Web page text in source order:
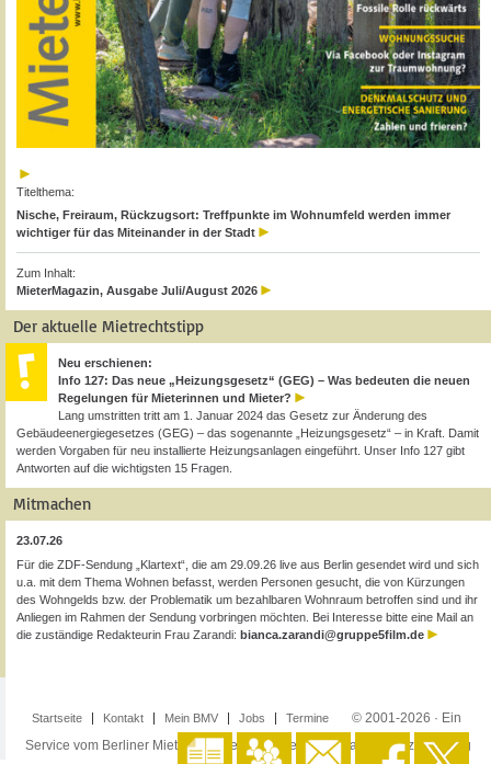
Titelthema:
Nische, Freiraum, Rückzugsort: Treffpunkte im Wohnumfeld werden immer
wichtiger für das Miteinander in der Stadt
Zum Inhalt:
MieterMagazin, Ausgabe Juli/August 2026
Der aktuelle Mietrechtstipp
Neu erschienen:
Info 127: Das neue „Heizungsgesetz“ (GEG) – Was bedeuten die neuen
Regelungen für Mieterinnen und Mieter?
Lang umstritten tritt am 1. Januar 2024 das Gesetz zur Änderung des
Gebäudeenergiegesetzes (GEG) – das sogenannte „Heizungsgesetz“ – in Kraft. Damit
werden Vorgaben für neu installierte Heizungsanlagen eingeführt. Unser Info 127 gibt
Antworten auf die wichtigsten 15 Fragen.
Mitmachen
23.07.26
Für die ZDF-Sendung „Klartext“, die am 29.09.26 live aus Berlin gesendet wird und sich
u.a. mit dem Thema Wohnen befasst, werden Personen gesucht, die von Kürzungen
des Wohngelds bzw. der Problematik um bezahlbaren Wohnraum betroffen sind und ihr
Anliegen im Rahmen der Sendung vorbringen möchten. Bei Interesse bitte eine Mail an
die zuständige Redakteurin Frau Zarandi: bianca.zarandi@gruppe5film.de
Startseite Kontakt Mein BMV Jobs Termine
© 2001-2026 · Ein
Service vom Berliner Mieterverein e.V. ·Impressum·Datenschutzerklärung